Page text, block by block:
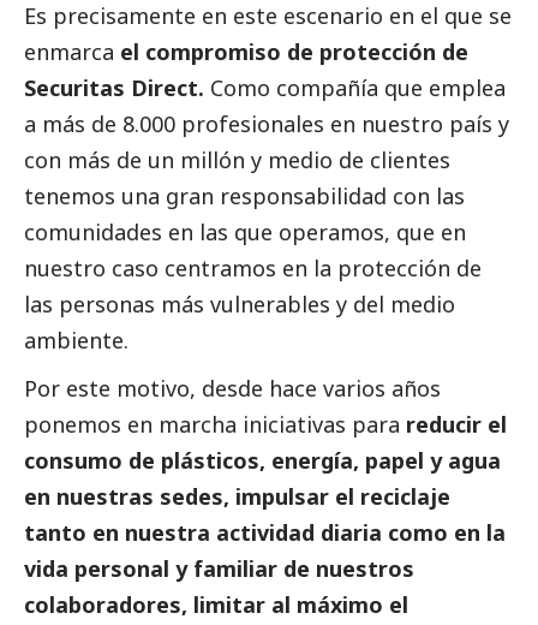
Es precisamente en este escenario en el que se
enmarca el compromiso de protección de
Securitas Direct. Como compañía que emplea
a más de 8.000 profesionales en nuestro país y
con más de un millón y medio de clientes
tenemos una gran responsabilidad con las
comunidades en las que operamos, que en
nuestro caso centramos en la protección de
las personas más vulnerables y del medio
ambiente.
Por este motivo, desde hace varios años
ponemos en marcha iniciativas para reducir el
consumo de plásticos, energía, papel y agua
en nuestras sedes, impulsar el reciclaje
tanto en nuestra actividad diaria como en la
vida personal y familiar de nuestros
colaboradores, limitar al máximo el